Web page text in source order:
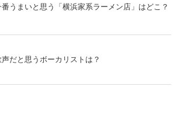
うまいと思う「横浜家系ラーメン店」はどこ？
だと思うボーカリストは？